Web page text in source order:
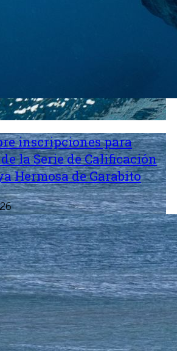
inscripciones para
la Serie de Calificación
Hermosa de Garabito